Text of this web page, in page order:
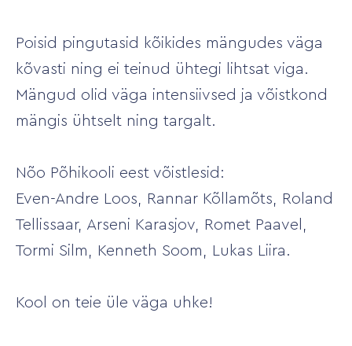
Poisid pingutasid kõikides mängudes väga
kõvasti ning ei teinud ühtegi lihtsat viga.
Mängud olid väga intensiivsed ja võistkond
mängis ühtselt ning targalt.
Nõo Põhikooli eest võistlesid:
Even-Andre Loos, Rannar Kõllamõts, Roland
Tellissaar, Arseni Karasjov, Romet Paavel,
Tormi Silm, Kenneth Soom, Lukas Liira.
Kool on teie üle väga uhke!